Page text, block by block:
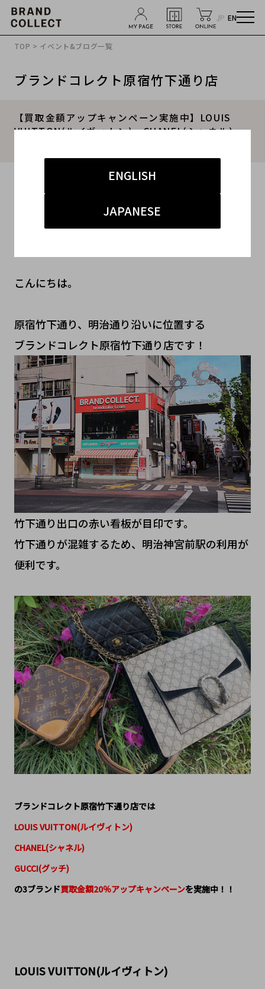
JP EN
ENGLISH
JAPANESE
TOP > イベント&ブログ一覧
ブランドコレクト原宿竹下通り店
【買取金額アップキャンペーン実施中】LOUIS
VUITTON(ルイヴィトン)・CHANEL(シャネル)・
#原宿 シャネル 買取
#second hand stores
こんにちは。
原宿竹下通り、明治通り沿いに位置する
ブランドコレクト原宿竹下通り店です！
竹下通り出口の赤い看板が目印です。
竹下通りが混雑するため、明治神宮前駅の利用が
便利です。
ブランドコレクト原宿竹下通り店では
LOUIS VUITTON(ルイヴィトン)
CHANEL(シャネル)
GUCCI(グッチ)
の3ブランド買取金額20％アップキャンペーンを実施中！！
LOUIS VUITTON(ルイヴィトン)